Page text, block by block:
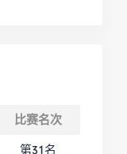
比赛名次
第31名